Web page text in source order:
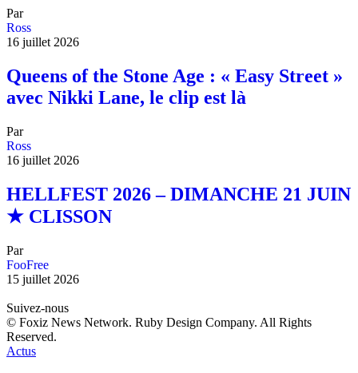
Par
Ross
16 juillet 2026
Queens of the Stone Age : « Easy Street »
avec Nikki Lane, le clip est là
Par
Ross
16 juillet 2026
HELLFEST 2026 – DIMANCHE 21 JUIN
★ CLISSON
Par
FooFree
15 juillet 2026
Suivez-nous
© Foxiz News Network. Ruby Design Company. All Rights
Reserved.
Actus